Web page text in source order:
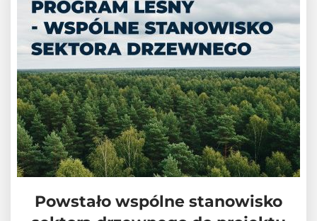
Powstało wspólne stanowisko